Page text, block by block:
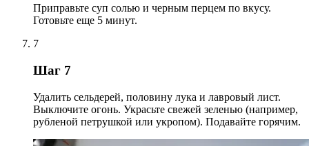
Приправьте суп солью и черным перцем по вкусу.
Готовьте еще 5 минут.
7
Шаг 7
Удалить сельдерей, половину лука и лавровый лист.
Выключите огонь. Украсьте свежей зеленью (например,
рубленой петрушкой или укропом). Подавайте горячим.